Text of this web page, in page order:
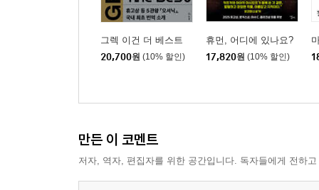
그렉 이건 더 베스트
20,700원 (10% 할인)
휴먼, 어디에 있나요?
17,820원 (10% 할인)
만든 이 코멘트
저자, 역자, 편집자를 위한 공간입니다. 독자들에게 전하